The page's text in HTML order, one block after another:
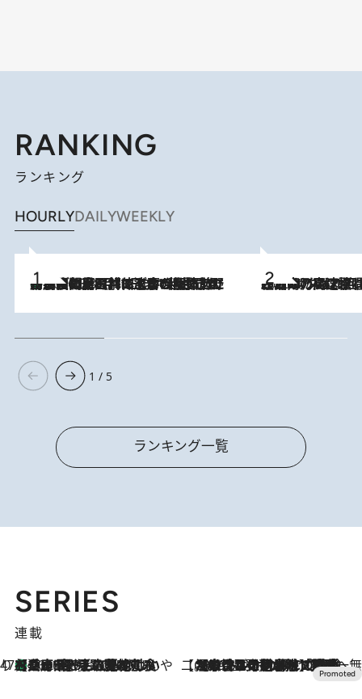
RANKING
ランキング
HOURLYDAILYWEEKLY
2026.8.8
「最後に見られてよかった」上野動物園の東園パンダ舎が解体前に特別公開。8月16日まで延長されたパネル展と共に辿る“半世紀”のパンダ飼育《解体工事の図面あり》 2026.8.7
「湘南乃風に憧れて」観客大盛上がりの“タオル回し”に、ラッパー顔負けの高速歌唱まで…さだまさし（74）のアグレッシブすぎる現在地
1 / 5
ランキング一覧
SERIES
連載
47都道府県の手みやげ ひんやりスイーツで夏を満喫
2026.8.8
【兵庫県】この夏絶対食べたい 冷やしておいしいおやつ3選 淡路島の恵みをジェラートに集約 【CREA×星野リゾート】唯一無二。癒しと発見が待つ場所へ
2026.8.7
【トンボの足水浴】ヒノキの香りに包まれて涼感マックス！約13℃の湧水かけ流しを避暑地「星野温泉 トンボの湯」で体験